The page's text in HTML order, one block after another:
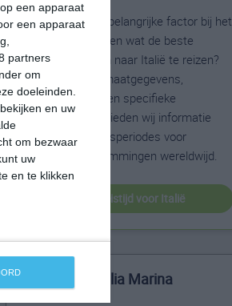
een apparaat
een apparaat
partners
om
doeleinden.
en uw
om bezwaar
uw
en te klikken
Het weer is een belangrijke factor bij het
reizen. Wil je weten wat de beste
maanden zijn om naar Italië te reizen?
Op basis van klimaatgegevens,
weersextremen en specifieke
weerinformatie bieden wij informatie
over de beste reisperiodes voor
duizenden bestemmingen wereldwijd.
beste reistijd voor Italië
Meer over Sellia Marina